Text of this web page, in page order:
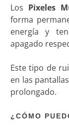
Los Pixeles
forma
energía y
apagado
Este tipo de
en las
prolongado.
¿CÓMO